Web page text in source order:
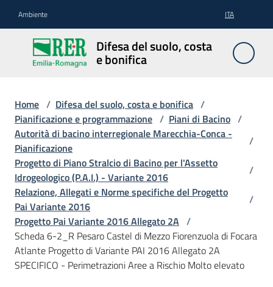
Ambiente ITA
Difesa del suolo, costa
e bonifica
Difesa
del
suolo,
bonifica
Pianificazione
e
programmazione
Temi
Home / Difesa del suolo, costa e bonifica /
Pianificazione e programmazione / Piani di Bacino /
Autorità di bacino interregionale Marecchia-Conca -
Pianificazione
/
Progetto di Piano Stralcio di Bacino per l'Assetto
Idrogeologico (P.A.I.) - Variante 2016
/
Relazione, Allegati e Norme specifiche del Progetto
Pai Variante 2016
/
Progetto Pai Variante 2016 Allegato 2A /
Scheda 6-2_R Pesaro Castel di Mezzo Fiorenzuola di Focara
Atlante Progetto di Variante PAI 2016 Allegato 2A
SPECIFICO - Perimetrazioni Aree a Rischio Molto elevato